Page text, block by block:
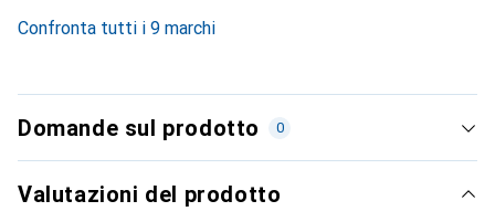
Confronta tutti i 9 marchi
Domande sul prodotto 0
Valutazioni del prodotto